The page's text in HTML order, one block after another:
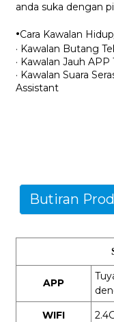
anda suka dengan
·Cara Kawalan
· Kawalan Butang
· Kawalan Jauh
· Kawalan Suara
Assistant
Butiran
APP
WIFI